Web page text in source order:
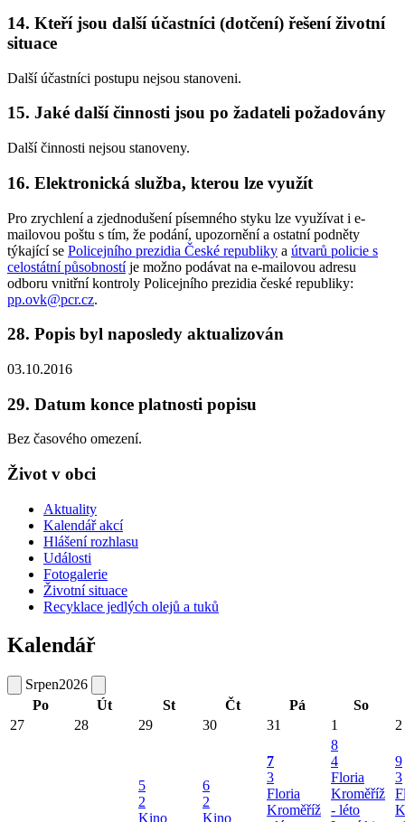
14. Kteří jsou další účastníci (dotčení) řešení životní
situace
Další účastníci postupu nejsou stanoveni.
15. Jaké další činnosti jsou po žadateli požadovány
Další činnosti nejsou stanoveny.
16. Elektronická služba, kterou lze využít
Pro zrychlení a zjednodušení písemného styku lze využívat i e-
mailovou poštu s tím, že podání, upozornění a ostatní podněty
týkající se Policejního prezidia České republiky a útvarů policie s
celostátní působnostíje možno podávat na e-mailovou adresu
odboru vnitřní kontroly Policejního prezidia české republiky:
pp.ovk@pcr.cz.
28. Popis byl naposledy aktualizován
03.10.2016
29. Datum konce platnosti popisu
Bez časového omezení.
Život v obci
Aktuality
Kalendář akcí
Hlášení rozhlasu
Události
Fotogalerie
Životní situace
Recyklace jedlých olejů a tuků
Kalendář
Srpen2026
Po
Út St Čt Pá
So
27
28 29 30 31 1 2
5
2
Kino
6
2
Kino
7
3
Floria
Kroměříž
8
4
Floria
Kroměříž
- léto
9
3